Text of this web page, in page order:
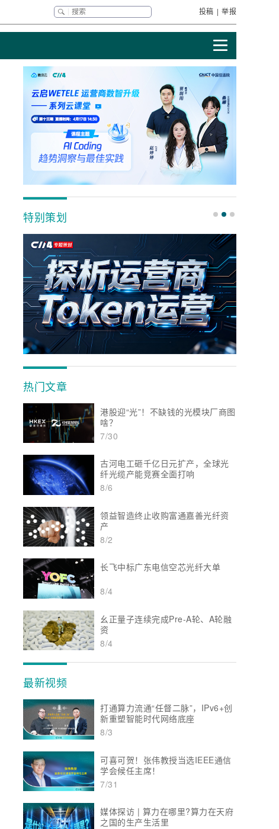
投稿 | 举报
特别策划
热门文章
港股迎“光”！不缺钱的光模块厂商图
啥？
7/30
古河电工砸千亿日元扩产，全球光
纤光缆产能竞赛全面打响
8/6
领益智造终止收购富通嘉善光纤资
产
8/2
长飞中标广东电信空芯光纤大单
8/4
幺正量子连续完成Pre-A轮、A轮融
资
8/4
最新视频
打通算力流通“任督二脉”，IPv6+创
新重塑智能时代网络底座
8/3
可喜可贺！张伟教授当选IEEE通信
学会候任主席！
7/31
媒体探访 | 算力在哪里?算力在天府
之国的生产生活里